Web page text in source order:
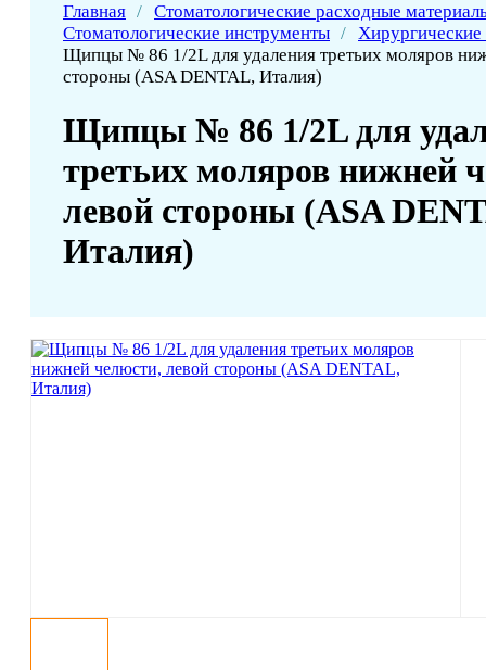
Главная / Стоматологические расходные
Стоматологические инструменты /
Щипцы № 86 1/2L для удаления третьих моляров
стороны (ASA DENTAL, Италия)
Щипцы № 86 1/2L для
третьих моляров нижней
левой стороны (ASA
Италия)